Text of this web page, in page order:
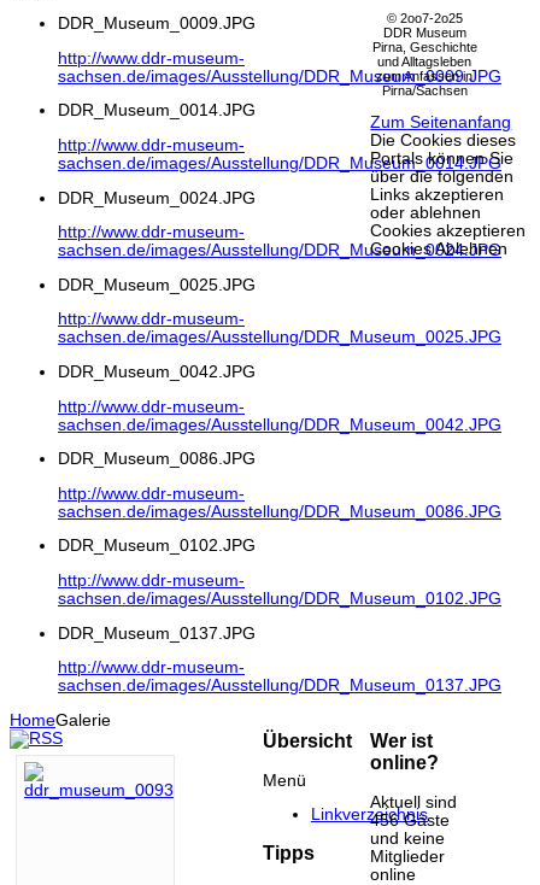
DDR_Museum_0009.JPG
http://www.ddr-museum-
sachsen.de/images/Ausstellung/DDR_Museum_0009.JPG
DDR_Museum_0014.JPG
http://www.ddr-museum-
sachsen.de/images/Ausstellung/DDR_Museum_0014.JPG
DDR_Museum_0024.JPG
http://www.ddr-museum-
sachsen.de/images/Ausstellung/DDR_Museum_0024.JPG
DDR_Museum_0025.JPG
http://www.ddr-museum-
sachsen.de/images/Ausstellung/DDR_Museum_0025.JPG
DDR_Museum_0042.JPG
http://www.ddr-museum-
sachsen.de/images/Ausstellung/DDR_Museum_0042.JPG
DDR_Museum_0086.JPG
http://www.ddr-museum-
sachsen.de/images/Ausstellung/DDR_Museum_0086.JPG
DDR_Museum_0102.JPG
http://www.ddr-museum-
sachsen.de/images/Ausstellung/DDR_Museum_0102.JPG
DDR_Museum_0137.JPG
http://www.ddr-museum-
sachsen.de/images/Ausstellung/DDR_Museum_0137.JPG
HomeGalerie
Übersicht
Menü
Linkverzeichnis
Tipps
Wer ist
online?
Aktuell sind
456 Gäste
und keine
Mitglieder
online
© 2oo7-2o25
DDR Museum
Pirna, Geschichte
und Alltagsleben
zum Anfassen in
Pirna/Sachsen
Zum Seitenanfang
Die Cookies dieses
Portals können Sie
über die folgenden
Links akzeptieren
oder ablehnen
Cookies akzeptieren
Cookies Ablehnen